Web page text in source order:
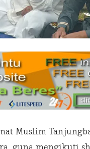
Muslim